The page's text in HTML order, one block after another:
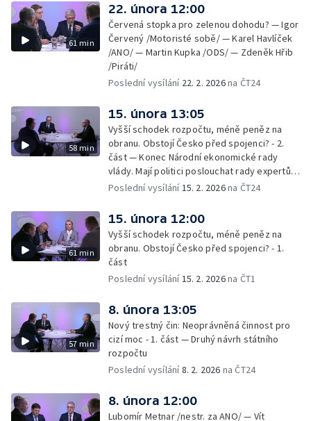
61 min
22. února 12:00
Červená stopka pro zelenou dohodu? — Igor
Červený /Motoristé sobě/ — Karel Havlíček
/ANO/ — Martin Kupka /ODS/ — Zdeněk Hřib
/Piráti/
Poslední vysílání 22. 2. 2026na ČT24
58 min
15. února 13:05
Vyšší schodek rozpočtu, méně peněz na
obranu. Obstojí Česko před spojenci? - 2.
část — Konec Národní ekonomické rady
vlády. Mají politici poslouchat rady expertů,
nebo mají svou hlavu?
Poslední vysílání 15. 2. 2026na ČT24
61 min
15. února 12:00
Vyšší schodek rozpočtu, méně peněz na
obranu. Obstojí Česko před spojenci? - 1.
část
Poslední vysílání 15. 2. 2026na ČT1
57 min
8. února 13:05
Nový trestný čin: Neoprávněná činnost pro
cizí moc - 1. část — Druhý návrh státního
rozpočtu
Poslední vysílání8. 2. 2026 na ČT24
8. února 12:00
Lubomír Metnar /nestr. za ANO/ — Vít